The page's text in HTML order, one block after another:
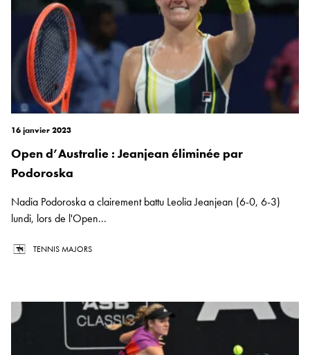
16 janvier 2023
Open d’Australie : Jeanjean éliminée par
Podoroska
Nadia Podoroska a clairement battu Leolia Jeanjean (6-0, 6-3)
lundi, lors de l'Open...
TENNIS MAJORS